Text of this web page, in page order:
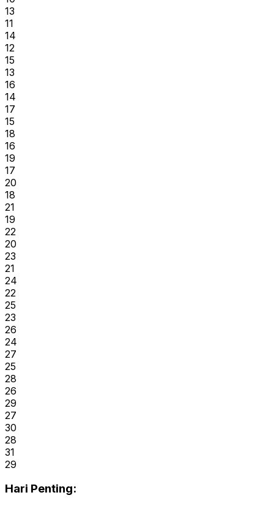
13
11
14
12
15
13
16
14
17
15
18
16
19
17
20
18
21
19
22
20
23
21
24
22
25
23
26
24
27
25
28
26
29
27
30
28
31
29
Hari Penting: